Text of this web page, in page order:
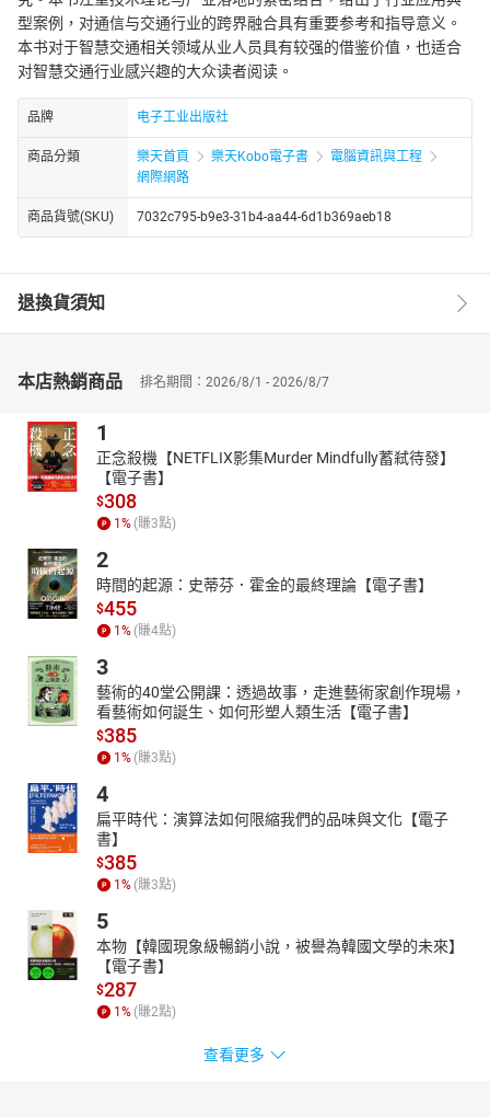
型案例，对通信与交通行业的跨界融合具有重要参考和指导意义。
本书对于智慧交通相关领域从业人员具有较强的借鉴价值，也适合
对智慧交通行业感兴趣的大众读者阅读。
品牌 电子工业出版社
商品分類 樂天首頁 樂天Kobo電子書
電腦資訊與工程
網際網路
商品貨號(SKU) 7032c795-b9e3-31b4-aa44-6d1b369aeb18
退換貨須知
本店熱銷商品 排名期間：2026/8/1 - 2026/8/7
1
正念殺機【NETFLIX影集Murder Mindfully蓄弒待發】
【電子書】
$308
1% (賺3點)
2
時間的起源：史蒂芬．霍金的最終理論【電子書】
$455
1% (賺4點)
3
藝術的40堂公開課：透過故事，走進藝術家創作現場，
看藝術如何誕生、如何形塑人類生活【電子書】
$385
1% (賺3點)
4
扁平時代：演算法如何限縮我們的品味與文化【電子
書】
$385
1% (賺3點)
5
本物【韓國現象級暢銷小說，被譽為韓國文學的未來】
【電子書】
$287
1% (賺2點)
查看更多